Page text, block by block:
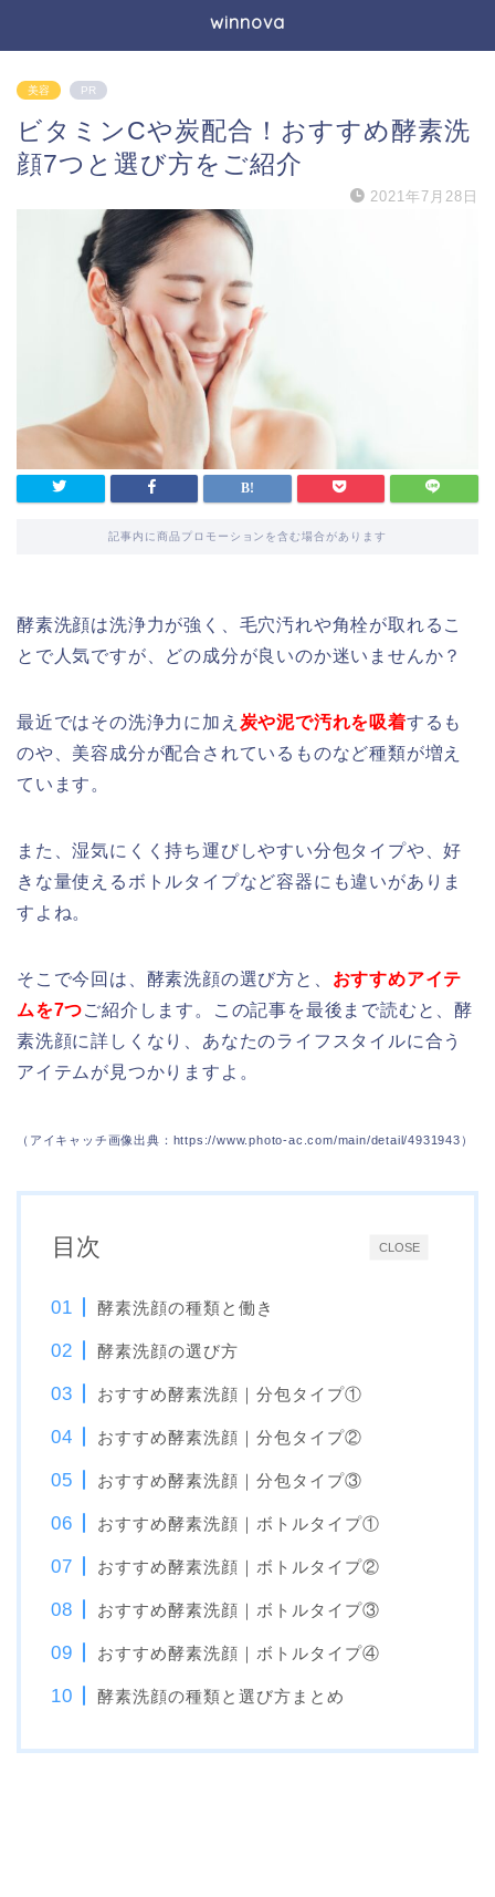
winnova
美容 PR
ビタミンCや炭配合！おすすめ酵素洗
顔7つと選び方をご紹介
2021年7月28日
記事内に商品プロモーションを含む場合があります
酵素洗顔は洗浄力が強く、毛穴汚れや角栓が取れるこ
とで人気ですが、どの成分が良いのか迷いませんか？
最近ではその洗浄力に加え 炭や泥で汚れを吸着するも
のや、美容成分が配合されているものなど種類が増え
ています。
また、湿気にくく持ち運びしやすい分包タイプや、好
きな量使えるボトルタイプなど容器にも違いがありま
すよね。
そこで今回は、酵素洗顔の選び方と、 おすすめアイテ
ムを7つご紹介します。この記事を最後まで読むと、酵
素洗顔に詳しくなり、あなたのライフスタイルに合う
アイテムが見つかりますよ。
（アイキャッチ画像出典：https://www.photo-ac.com/main/detail/4931943）
CLOSE
目次
酵素洗顔の種類と働き
酵素洗顔の選び方
おすすめ酵素洗顔｜分包タイプ①
おすすめ酵素洗顔｜分包タイプ②
おすすめ酵素洗顔｜分包タイプ③
おすすめ酵素洗顔｜ボトルタイプ①
おすすめ酵素洗顔｜ボトルタイプ②
おすすめ酵素洗顔｜ボトルタイプ③
おすすめ酵素洗顔｜ボトルタイプ④
酵素洗顔の種類と選び方まとめ